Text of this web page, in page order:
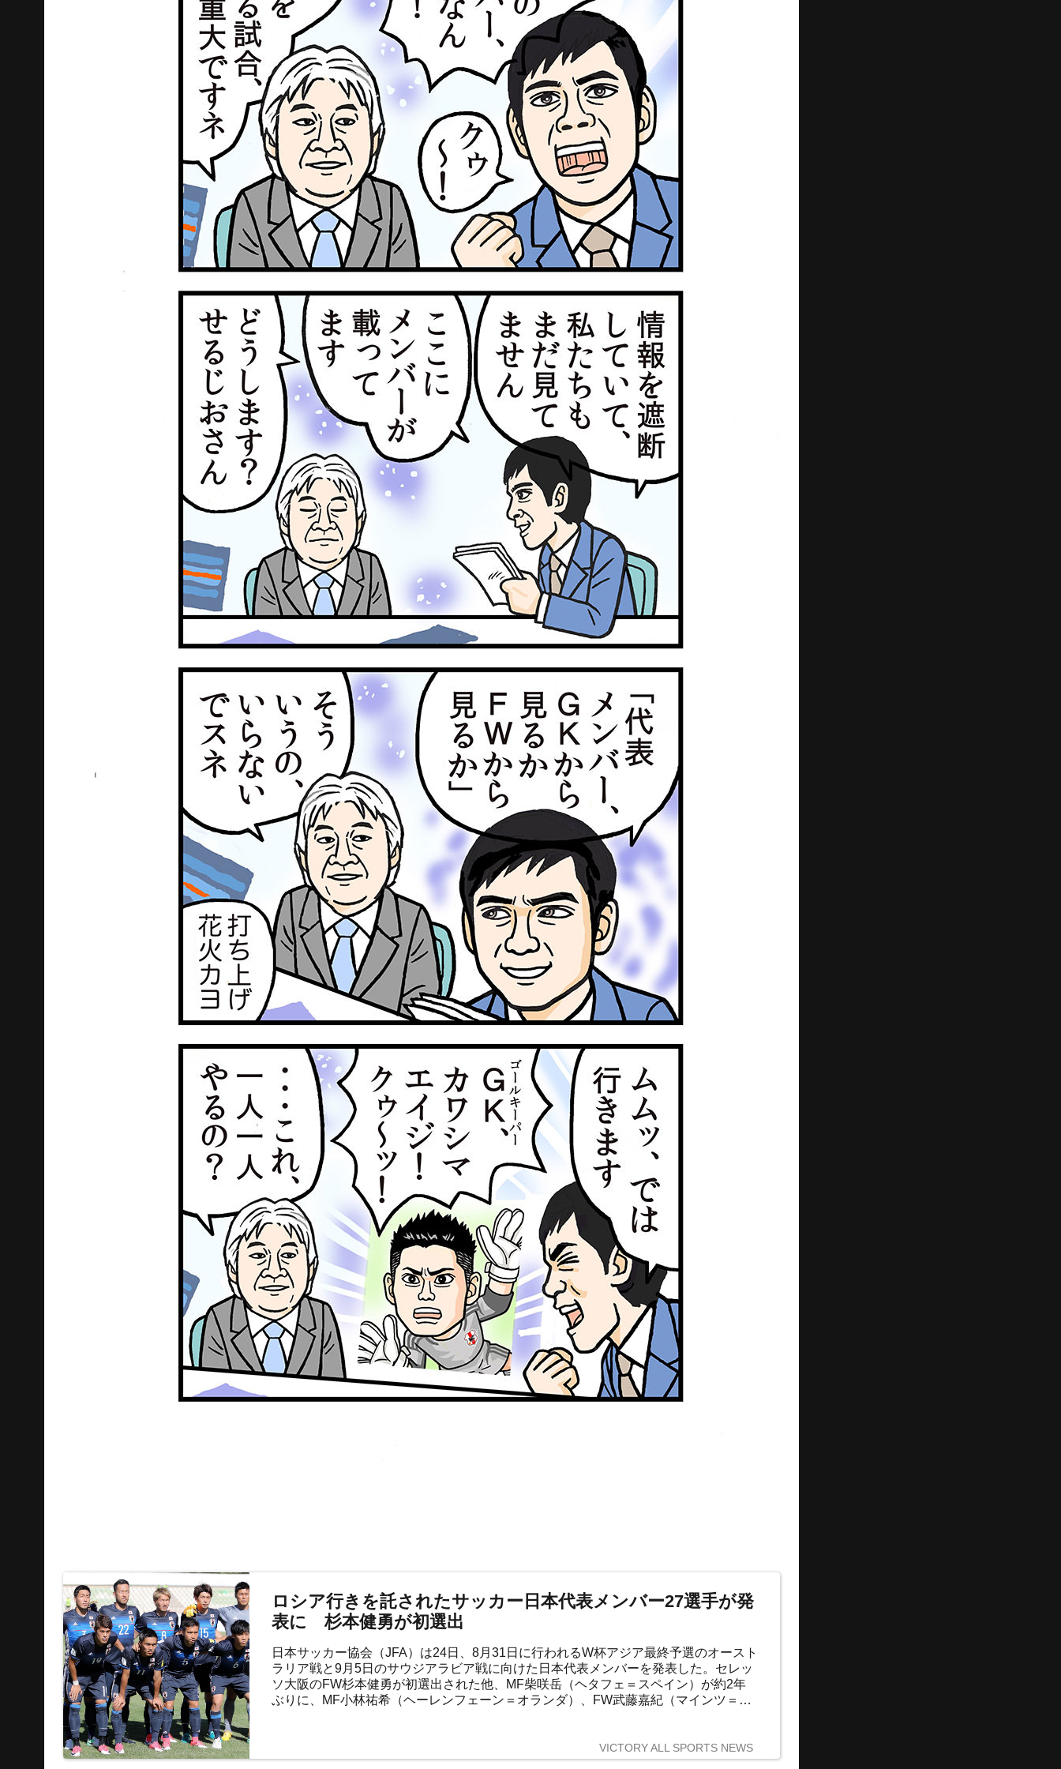
ロシア行きを託されたサッカー日本代表メンバー27選手が発
表に 杉本健勇が初選出
日本サッカー協会（JFA）は24日、8月31日に行われるW杯アジア最終予選のオースト
ラリア戦と9月5日のサウジアラビア戦に向けた日本代表メンバーを発表した。セレッ
ソ大阪のFW杉本健勇が初選出された他、MF柴咲岳（ヘタフェ＝スペイン）が約2年
ぶりに、MF小林祐希（ヘーレンフェーン＝オランダ）、FW武藤嘉紀（マインツ＝ド
VICTORY ALL SPORTS NEWS